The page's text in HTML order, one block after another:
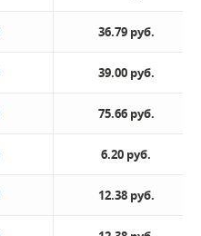
36.79 руб.
39.00 руб.
75.66 руб.
6.20 руб.
12.38 руб.